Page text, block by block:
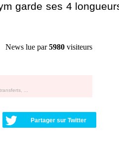
garde ses 4
News lue par5980 visiteurs
...
Partager sur Twitter